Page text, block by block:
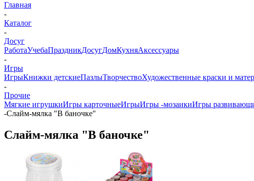
Главная
-
Каталог
-
Досуг
РаботаУчебаПраздникДосугДомКухняАксессуары
-
Игры
ИгрыКнижки детскиеПазлыТворчествоХудожественные краски и
-
Прочие
Мягкие игрушкиИгры карточныеИгрыИгры -мозаикиИгры
-Слайм-мялка "В баночке"
Слайм-мялка "В баночке"